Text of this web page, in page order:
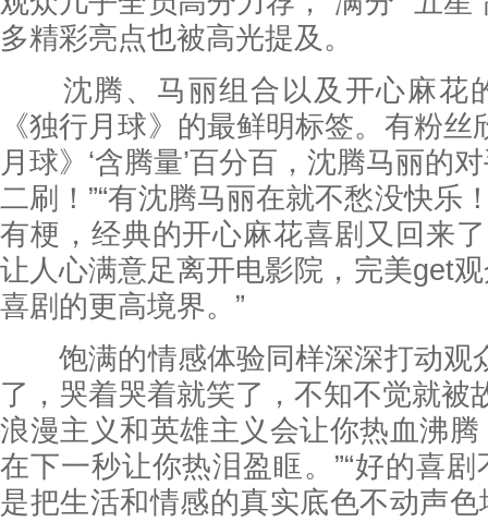
多精彩亮点也被高光提及。
沈腾、马丽组合以及开心麻花
《独行月球》的最鲜明标签。有粉丝
月球》‘含腾量’百分百，沈腾马丽的
二刷！”“有沈腾马丽在就不愁没快乐
有梗，经典的开心麻花喜剧又回来
让人心满意足离开电影院，完美get
喜剧的更高境界。”
饱满的情感体验同样深深打动观
了，哭着哭着就笑了，不知不觉就被
浪漫主义和英雄主义会让你热血沸
在下一秒让你热泪盈眶。”“好的喜
是把生活和情感的真实底色不动声